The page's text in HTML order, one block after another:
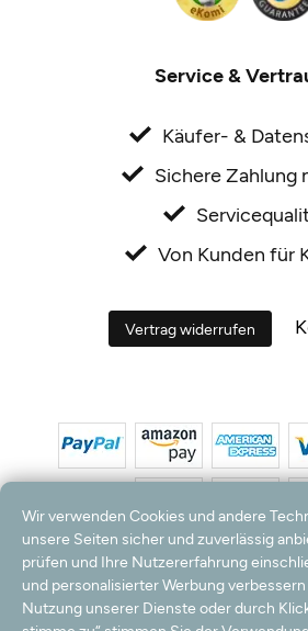
Service &
Käufer- &
Sichere Zahlung
Von Kunden für
Vertrag widerrufen
*Alle Preise inkl. MwSt. und zzgl. Versandkosten.
nur innerhalb Deutschlands und
Hinweis:Wir nutzen Ihre E-Mail Adresse für werbliche
Wir verwenden Cookies und andere
unsere Seiten sicher und zuverlässig
prüfen und Ihre Nutzererfahrung
und personalisierter Werbung
Nutzung unserer Dienste oder durch